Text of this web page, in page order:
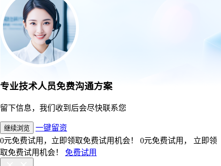
专业技术人员免费沟通方案
留下信息，我们收到后会尽快联系您
继续浏览
一键留资
0元免费试用，立即领取免费试用机会！
0元免费试用， 立即领
取免费试用机会！
免费试用